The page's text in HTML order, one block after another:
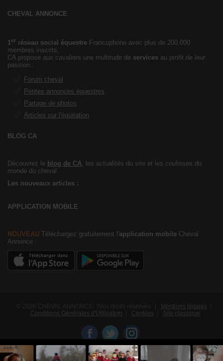
CHEVAL ANNONCE
1er réseau social équestre Francophone avec plus de 200.000
membres inscrits.
CA propose aux cavaliers une multitude de services au profit de leur
passion :
Forum cheval
Petites annonces équestres
Partage de photos
Articles sur l'équitation
BLOG CA
Découvrez le blog de CA, les actualités du site et les coulisses du
monde du cheval.
Les nouveaux articles :
APPLICATION MOBILE
NOUVEAU Téléchargez gratuitement l'application mobile Cheval
Annonce :
Mentions légales
Conditions Générales d'Utilisation
Cookies Site classique